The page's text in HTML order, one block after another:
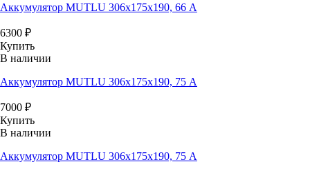
Аккумулятор MUTLU 306x175x190, 66 А
6300 ₽
Купить
В наличии
Аккумулятор MUTLU 306x175x190, 75 А
7000 ₽
Купить
В наличии
Аккумулятор MUTLU 306x175x190, 75 А